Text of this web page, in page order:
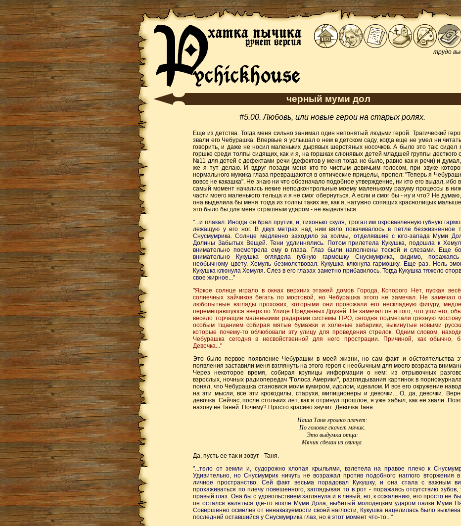
трудо
черный муми дол
#5.00. Любовь, или новые герои на старых ролях.
Еще из детства. Тогда меня сильно занимал один непонятый людьми герой. Трагический
звали его Чебурашка. Впервые я услышал о нем в детском саду, когда еще не умел ни
говорить, и даже не носил маленьких дырявых шерстяных носочков. А было это так: сидел
горшке среди толпы сидящих, как и я, на горшках слюнявых детей младшей группы десткого
№11 для детей с дефектами речи (дефектов у меня тогда не было, равно как и речи) и
же я тут делаю. И вдруг позади меня кто-то чистым девичьим голосом, при звуке
нормального мужика глаза превращаются в оптические прицелы, пропел: "Теперь я
вовсе не какашка". Не знаю ни что обозначало подобное утверждение, ни кто его выдал, ибо
самый момент начались некие неподконтрольные моему маленькому разуму процессы в
части моего маленького тельца и я не смог обернуться. А если и смог бы - ну и что? Не
она выделила бы меня тогда из толпы таких же, как я, натужно сопящих краснолицых
это было бы для меня страшным ударом - не выделяться.
"...и плакал. Иногда он брал прутик, и, тихонько скуля, трогал им окровавленную губную
лежащую у его ног. В двух метрах над ним вяло покачивалось в петле безжизненное
Снусмумрика. Солнце медленно заходило за холмы, отделявшие с юго-запада Муми
Долины Забытых Вещей. Тени удлиннялись. Потом прилетела Кукушка, подошла к
внимательно посмотрела ему в глаза. Глаз были наполнены тоской и слезами. Еще
внимательно Кукушка оглядела губную гармошку Снусмумрика, видимо,
необычному цвету. Хемуль безмолствовал. Кукушка клюнула гармошку. Еще раз. Ноль
Кукушка клюнула Хемуля. Слез в его глазах заметно прибавилось. Тогда Кукушка тяжело
свое жирное..."
"Яркое солнце играло в окнах верхних этажей домов Города, Которого Нет, пуская
солнечных зайчиков бегать по мостовой, но Чебурашка этого не замечал. Не замечал
любопытные взгляды прохожих, которыми они провожали его нескладную фигуру,
перемещавшуюся вверх по Улице Преданных Друзей. Не замечал он и того, что уши его,
весело торчащие маленькими радарами системы ПРО, сегодня подметали грязную
особым тщанием собирая мятые бумажки и холеные хабарики, выкинутые новыми
которые почему-то облюбовали эту улицу для проведения стрелок. Одним словом,
Чебурашка сегодня в несвойственной для него прострации. Причиной, как обычно,
Девочка..."
Это было первое появление Чебурашки в моей жизни, но сам факт и обстоятельства
появления заставили меня взглянуть на этого героя с необычным для моего возраста
Через некоторое время, собирая крупицы информации о нем: из отрывочных
взрослых, ночных радиопередач "Голоса Америки", разглядывания картинок в
понял, что Чебурашка становися моим кумиром, идолом, идеалом. И все его окружение
на эти мысли, все эти крокодилы, старухи, милиционеры и девочки... О, да, девочки.
девочка. Сейчас, после стольких лет, как я отринул прошлое, я уже забыл, как её звали.
назову её Таней. Почему? Просто красиво звучит: Девочка Таня.
Наша Таня громко плачет:
По головке скачет мячик.
Это выдумка отца:
Мячик сделан из свинца.
Да, пусть ее так и зовут - Таня.
"...тело от земли и, судорожно хлопая крыльями, взлетела на правое плечо к
Удивительно, но Снусмумрик ничуть не возражал против подобного наглого вторжения в
личное пространство. Сей факт весьма порадовал Кукушку, и она стала с важным
прохаживаться по плечу повешенного, заглядывая то в рот - поражаясь отсутствию зубов,
правый глаз. Она бы с удовольствием заглянула и в левый, но, к сожалению, его просто не
он остался валяться где-то возле Муми Дола, выбитый молодецким ударом палки Муми
Совершенно осмелев от ненаказуемости своей наглости, Кукушка нацелилась было
последний оставшийся у Снусмумрика глаз, но в этот момент что-то..."